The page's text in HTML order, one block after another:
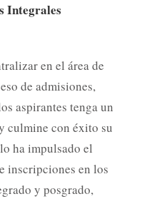
Integrales
en el área de
de admisiones,
aspirantes tenga un
culmine con éxito su
ha impulsado el
inscripciones en los
y posgrado,